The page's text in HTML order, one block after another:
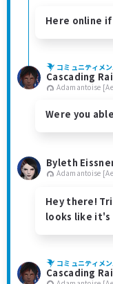
Here online
コミュニティメ
Cascading
Adamantoise
Were you
Byleth
Adamantoise
Hey there!
looks like it's
コミュニティメ
Cascading